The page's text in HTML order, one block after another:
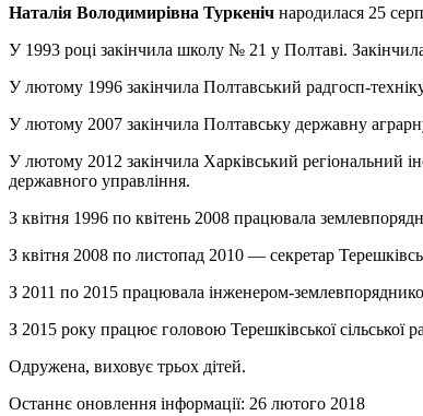
Наталія Володимирівна Туркеніч народилася 25
У 1993 році закінчила школу № 21 у Полтаві.
У лютому 1996 закінчила Полтавський радгосп-
У лютому 2007 закінчила Полтавську державну
У лютому 2012 закінчила Харківський регіональний
державного управління.
З квітня 1996 по квітень 2008 працювала
З квітня 2008 по листопад 2010 — секретар
З 2011 по 2015 працювала інженером-
З 2015 року працює головою Терешківської сільської
Одружена, виховує трьох дітей.
Останнє оновлення інформації: 26 лютого 2018